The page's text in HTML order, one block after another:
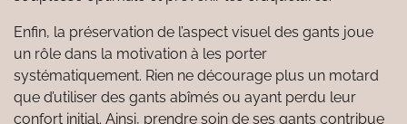
Enfin, la préservation de l’aspect visuel des gants joue
un rôle dans la motivation à les porter
systématiquement. Rien ne décourage plus un motard
que d’utiliser des gants abîmés ou ayant perdu leur
confort initial. Ainsi, prendre soin de ses gants contribue